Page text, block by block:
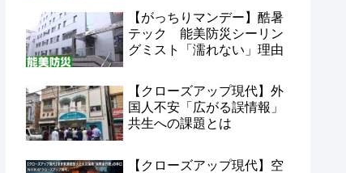
【がっちりマンデー】酷暑
テック 能美防災シーリン
グミスト「濡れない」理由
【クローズアップ現代】外
国人不安「広がる誤情報」
共生への課題とは
【クローズアップ現代】空